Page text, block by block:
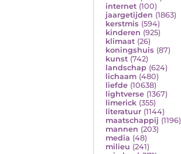
internet (100)
jaargetijden (1863)
kerstmis (594)
kinderen (925)
klimaat (26)
koningshuis (87)
kunst (742)
landschap (624)
lichaam (480)
liefde (10638)
lightverse (1367)
limerick (355)
literatuur (1144)
maatschappij (1196)
mannen (203)
media (48)
milieu (241)